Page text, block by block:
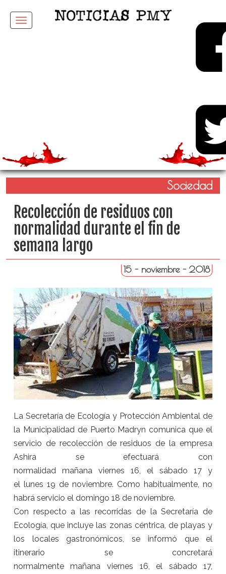
Menu
Sociedad
Recolección de residuos con
normalidad durante el fin de
semana largo
15 - noviembre - 2018
La Secretaría de Ecología y Protección Ambiental de
la Municipalidad de Puerto Madryn comunica que el
servicio de recolección de residuos de la empresa
Ashira se efectuará con
normalidad mañana viernes 16, elsábado 17 y
el lunes 19 de noviembre. Como habitualmente, no
habrá servicio el domingo 18 de noviembre.
Con respecto a las recorridas de la Secretaría de
Ecología, que incluye las zonas céntrica, de playas y
los locales gastronómicos, se informó que el
itinerario se concretará
normalmentemañana viernes 16, el sábado 17,